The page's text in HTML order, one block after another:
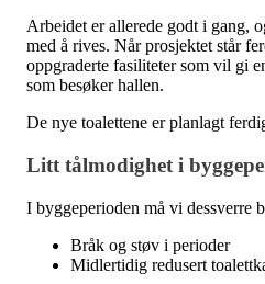
Arbeidet er allerede godt i gang,
med å rives. Når prosjektet står
oppgraderte fasiliteter som vil gi
som besøker hallen.
De nye toalettene er planlagt
Litt tålmodighet i
I byggeperioden må vi dessverre
Bråk og støv i perioder
Midlertidig redusert